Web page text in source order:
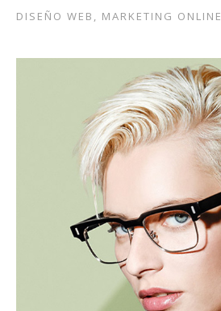
DISEÑO WEB, MARKETING ONLINE